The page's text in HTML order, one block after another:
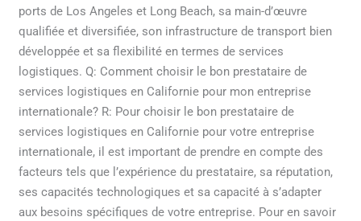
ports de Los Angeles et Long Beach, sa main-d’œuvre
qualifiée et diversifiée, son infrastructure de transport bien
développée et sa flexibilité en termes de services
logistiques. Q: Comment choisir le bon prestataire de
services logistiques en Californie pour mon entreprise
internationale? R: Pour choisir le bon prestataire de
services logistiques en Californie pour votre entreprise
internationale, il est important de prendre en compte des
facteurs tels que l’expérience du prestataire, sa réputation,
ses capacités technologiques et sa capacité à s’adapter
aux besoins spécifiques de votre entreprise. Pour en savoir